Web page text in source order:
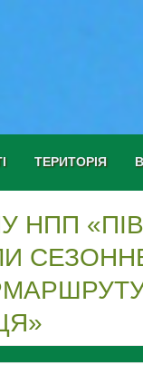
ТЕРИТОРІЯ
НПП